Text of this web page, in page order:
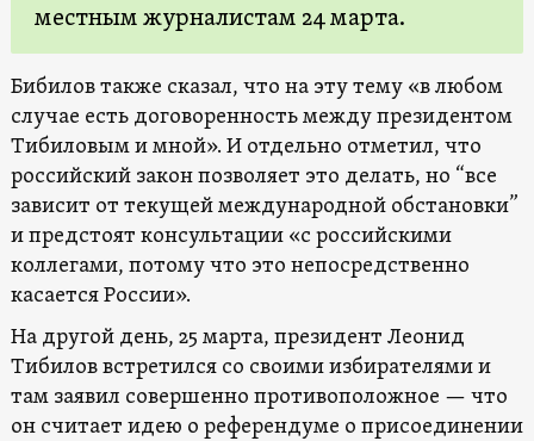
местным журналистам 24 марта.
Бибилов также сказал, что на эту тему «в любом
случае есть договоренность между президентом
Тибиловым и мной». И отдельно отметил, что
российский закон позволяет это делать, но “все
зависит от текущей международной обстановки”
и предстоят консультации «с российскими
коллегами, потому что это непосредственно
касается России».
На другой день, 25 марта, президент Леонид
Тибилов встретился со своими избирателями и
там заявил совершенно противоположное — что
он считает идею о референдуме о присоединении